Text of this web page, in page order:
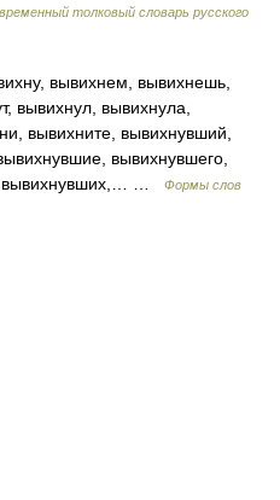
толковый словарь русского
вывихнем, вывихнешь,
вывихнул, вывихнула,
вывихните, вывихнувший,
вывихнувшего,
вывихнувших,… …
Формы слов